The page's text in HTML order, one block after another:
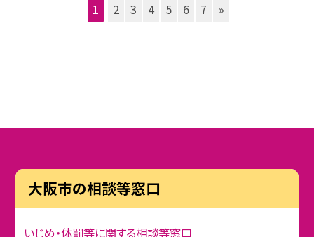
1 2 3 4 5 6 7 »
大阪市の相談等窓口
いじめ・体罰等に関する相談等窓口